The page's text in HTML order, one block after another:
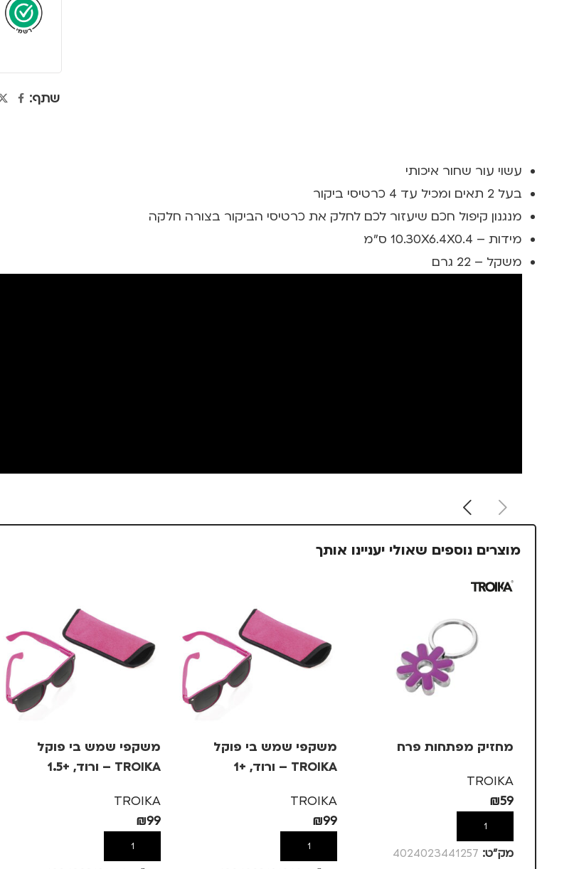
שתף:
עשוי עור שחור איכותי
בעל 2 תאים ומכיל עד 4 כרטיסי ביקור
מנגנון קיפול חכם שיעזור לכם לחלק את כרטיסי הביקור בצורה חלקה
מידות – 10.30X6.4X0.4 ס"מ
משקל – 22 גרם
מוצרים נוספים שאולי יעניינו אותך
מחזיק מפתחות פרח
TROIKA
₪59
הוספה לסל
מק”ט: 4024023441257
משקפי שמש בי פוקל
TROIKA – ורוד, +1
TROIKA
₪99
הוספה לסל
משקפי שמש בי פוקל
TROIKA – ורוד, +1.5
TROIKA
₪99
הוספה לסל